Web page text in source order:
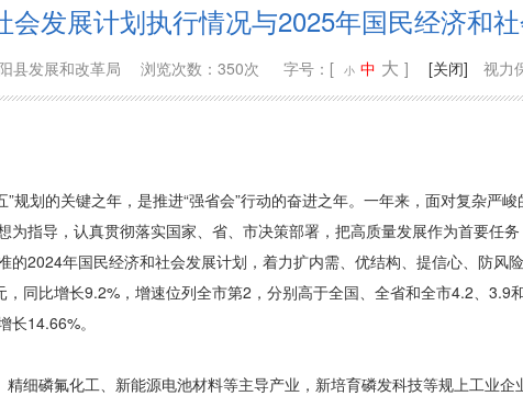
发展计划执行情况与2025年国民经济和
县发展和改革局 浏览次数：350次 字号：[ 小 中 大 ] [关闭] 视力
规划的关键之年，是推进“强省会”行动的奋进之年。一年来，面对复杂严
指导，认真贯彻落实国家、省、市决策部署，把高质量发展作为首要任
2024年国民经济和社会发展计划，着力扩内需、优结构、提信心、防风
同比增长9.2%，增速位列全市第2，分别高于全国、全省和全市4.2、3.9
14.66%。
精细磷氟化工、新能源电池材料等主导产业，新培育磷发科技等规上工业